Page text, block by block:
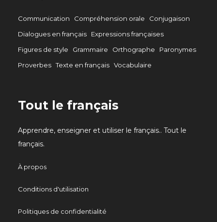
Communication Compréhension orale
Conjugaison
Dialogues en français
Expressions françaises
Figures de style
Grammaire Orthographe
Paronymes
Proverbes Texte en français Vocabulaire
Tout le français
Apprendre, enseigner et utiliser le français.. Tout le
français.
À propos
Conditions d'utilisation
Politiques de confidentialité